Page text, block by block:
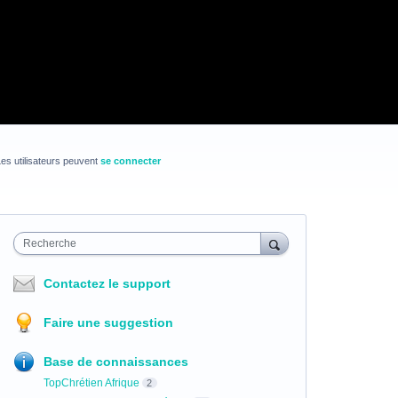
utilisateurs peuvent se connecter
Recherche
Contactez le support
Faire une suggestion
Base de connaissances
TopChrétien Afrique 2